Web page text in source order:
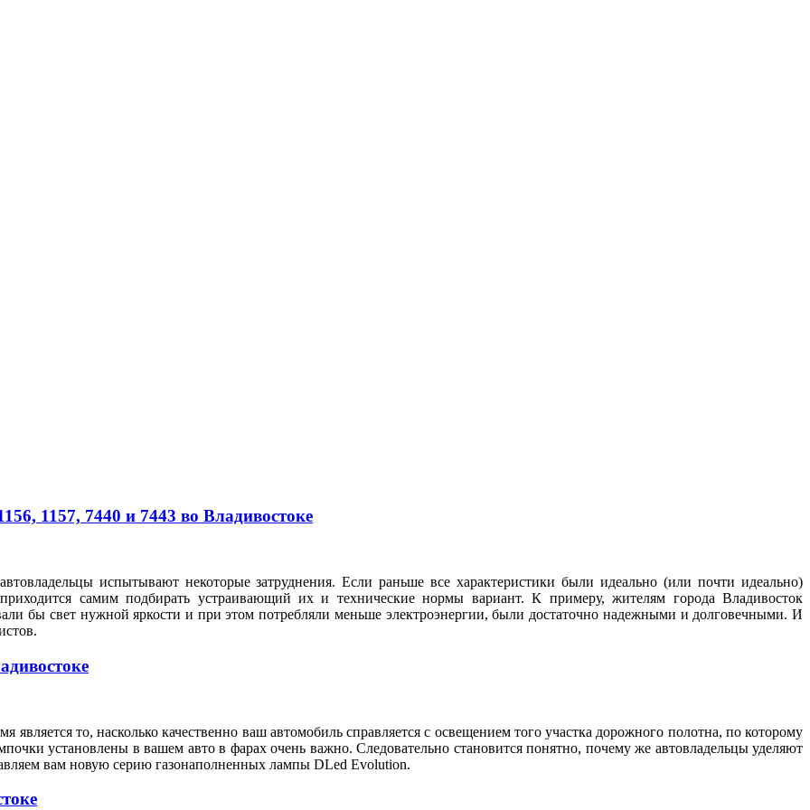
1157, 7440 и 7443 во Владивостоке
испытывают некоторые затруднения. Если раньше все характеристики были идеально (или почти идеально)
самим подбирать устраивающий их и технические нормы вариант. К примеру, жителям города Владивосток
бы свет нужной яркости и при этом потребляли меньше электроэнергии, были достаточно надежными и долговечными. И
то, насколько качественно ваш автомобиль справляется с освещением того участка дорожного полотна, по которому
установлены в вашем авто в фарах очень важно. Следовательно становится понятно, почему же автовладельцы уделяют
вам новую серию газонаполненных лампы DLed Evolution.